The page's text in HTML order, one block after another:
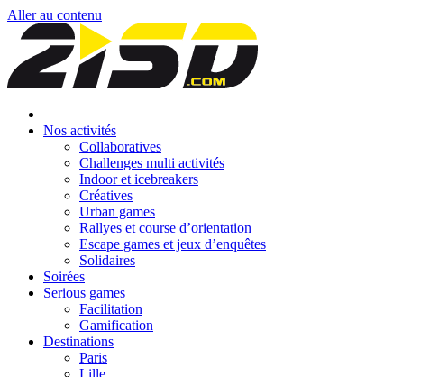
Aller au contenu
Nos activités
Collaboratives
Challenges multi activités
Indoor et icebreakers
Créatives
Urban games
Rallyes et course d’orientation
Escape games et jeux d’enquêtes
Solidaires
Soirées
Serious games
Facilitation
Gamification
Destinations
Paris
Lille